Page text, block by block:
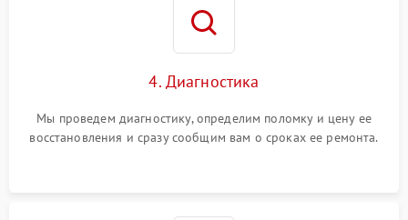
4. Диагностика
Мы проведем диагностику, определим поломку и цену ее
восстановления и сразу сообщим вам о сроках ее ремонта.